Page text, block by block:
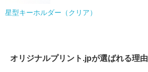
星型キーホルダー（クリア）
オリジナルプリント.jpが選ばれる理由